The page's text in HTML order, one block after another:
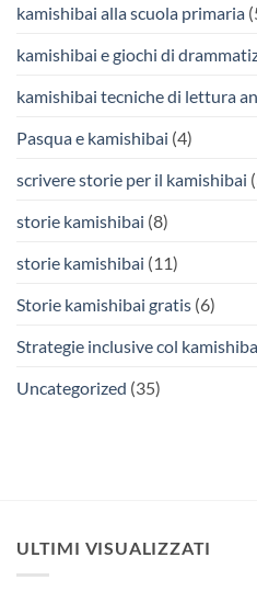
kamishibai alla scuola primaria
kamishibai e giochi di
kamishibai tecniche di lettura
Pasqua e kamishibai (4)
scrivere storie per il kamishibai
storie kamishibai (8)
storie kamishibai (11)
Storie kamishibai gratis (6)
Strategie inclusive col
Uncategorized (35)
ULTIMI VISUALIZZATI